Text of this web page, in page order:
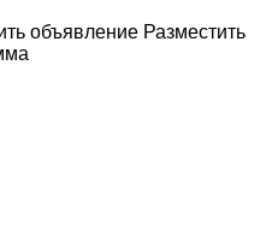
объявление Разместить